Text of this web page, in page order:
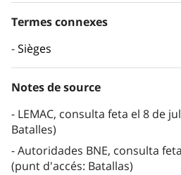
Termes connexes
Sièges
Notes de source
LEMAC, consulta feta el 8 de
Batalles)
Autoridades BNE, consulta
(punt d'accés: Batallas)